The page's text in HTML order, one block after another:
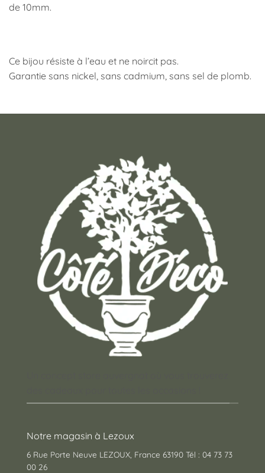
de 10mm.
Ce bijou résiste à l’eau et ne noircit pas.
Garantie sans nickel, sans cadmium, sans sel de plomb.
Notre magasin à Lezoux
6 Rue Porte Neuve LEZOUX, France 63190 Tél : 04 73 73
00 26